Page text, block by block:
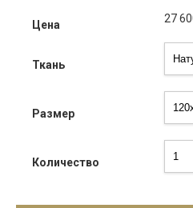
Цена 27
Ткань
Размер
Количество